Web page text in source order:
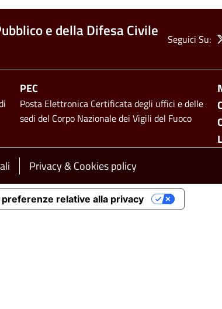
e della Difesa Civile
Seguici Su: X
PEC
Posta Elettronica Certificata degli uffici e delle
sedi del Corpo Nazionale dei Vigili del Fuoco
Privacy & Cookies policy
preferenze relative alla privacy